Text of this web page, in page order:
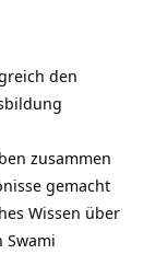
den
zusammen
gemacht
Wissen über
Swami